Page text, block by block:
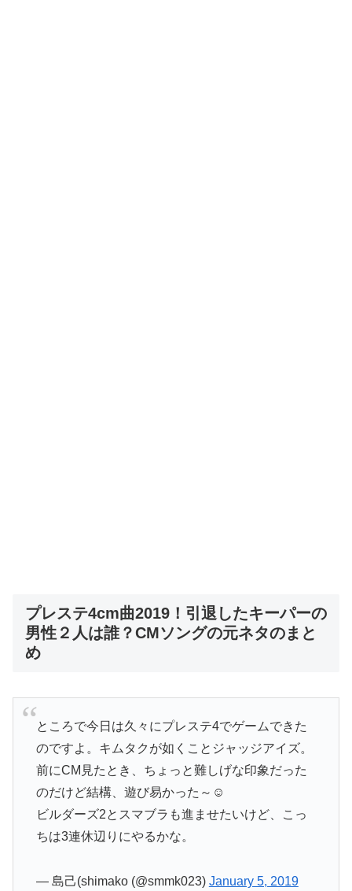
プレステ4cm曲2019！引退したキーパーの
男性２人は誰？CMソングの元ネタのまと
め
ところで今日は久々にプレステ4でゲームできた
のですよ。キムタクが如くことジャッジアイズ。
前にCM見たとき、ちょっと難しげな印象だった
のだけど結構、遊び易かった～☺
ビルダーズ2とスマブラも進ませたいけど、こっ
ちは3連休辺りにやるかな。
— 島己(shimako (@smmk023) January 5, 2019